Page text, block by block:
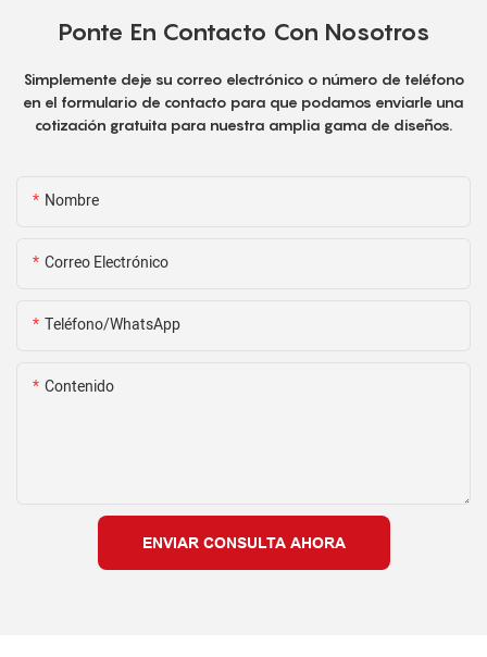
Ponte En Contacto Con Nosotros
Simplemente deje su correo electrónico o número de teléfono
en el formulario de contacto para que podamos enviarle una
cotización gratuita para nuestra amplia gama de diseños.
Nombre
Correo Electrónico
Teléfono/WhatsApp
Contenido
ENVIAR CONSULTA AHORA